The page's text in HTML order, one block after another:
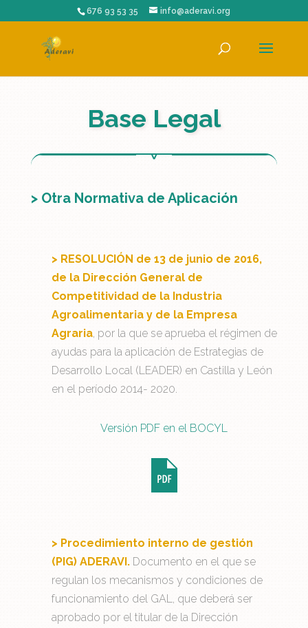
676 93 53 35 info@aderavi.org
Base Legal
> Otra Normativa de Aplicación
> RESOLUCIÓN de 13 de junio de 2016,
de la Dirección General de
Competitividad de la Industria
Agroalimentaria y de la Empresa
Agraria, por la que se aprueba el régimen de
ayudas para la aplicación de Estrategias de
Desarrollo Local (LEADER) en Castilla y León
en el período 2014- 2020.
Versión PDF en el BOCYL
> Procedimiento interno de gestión
(PIG) ADERAVI. Documento en el que se
regulan los mecanismos y condiciones de
funcionamiento del GAL, que deberá ser
aprobado por el titular de la Dirección